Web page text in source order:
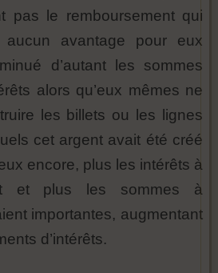
pas le remboursement qui
aucun avantage pour eux
d’autant les sommes
alors qu’eux mêmes ne
les billets ou les lignes
cet argent avait été créé
encore, plus les intérêts à
et plus les sommes à
importantes, augmentant
d’intérêts.